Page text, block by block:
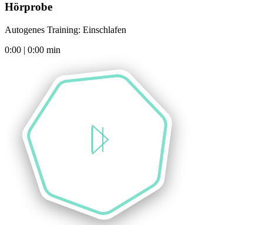
Hörprobe
Autogenes Training: Einschlafen
0:00 | 0:00 min